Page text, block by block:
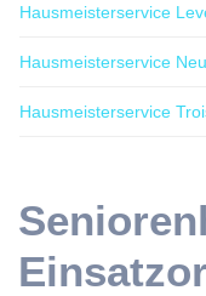
Hausmeisterservice
Hausmeisterservice
Hausmeisterservice